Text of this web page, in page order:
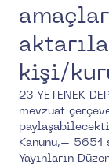
kişi/
23 YETENEK
mevzuat
Kanunu,– 5651
Yayınların